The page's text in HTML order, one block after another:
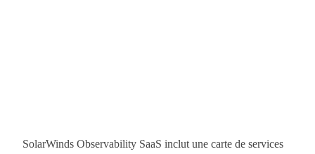
SolarWinds Observability SaaS inclut une carte de services